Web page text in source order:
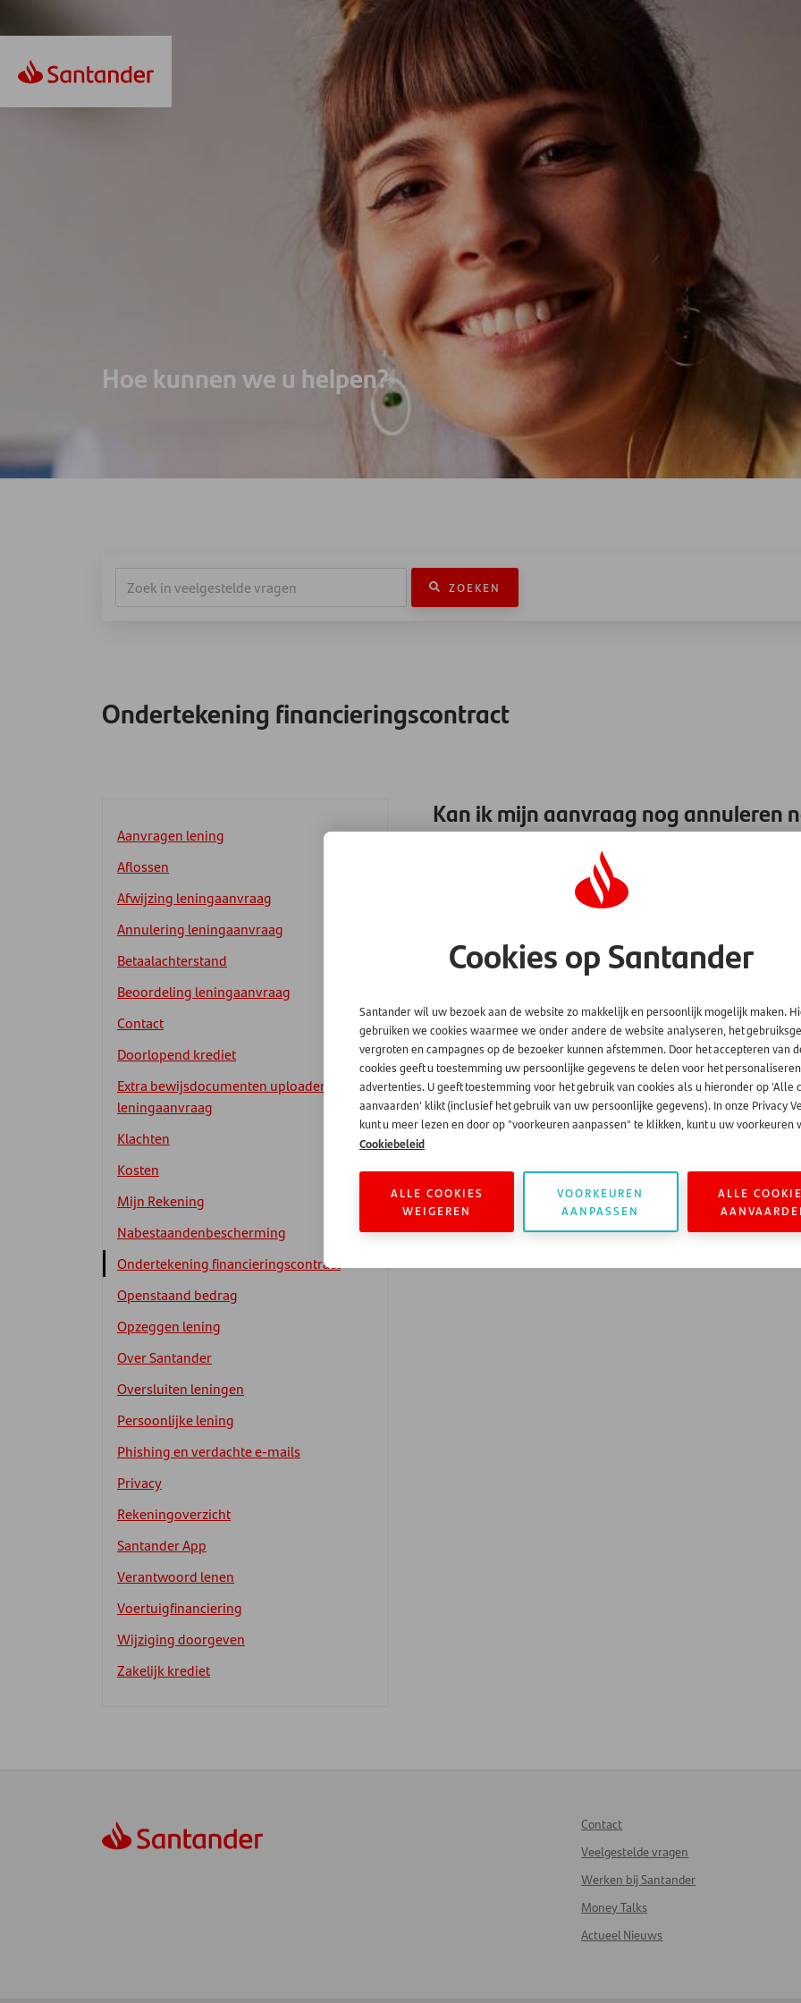
Hoe kunnen we u helpen?
ZOEKEN
Ondertekening financieringscontract
Aanvragen lening
Aflossen
Afwijzing leningaanvraag
Annulering leningaanvraag
Betaalachterstand
Beoordeling leningaanvraag
Contact
Doorlopend krediet
Extra bewijsdocumenten uploaden
leningaanvraag
Klachten
Kosten
Mijn Rekening
Nabestaandenbescherming
Ondertekening financieringscontract
Openstaand bedrag
Opzeggen lening
Over Santander
Oversluiten leningen
Persoonlijke lening
Phishing en verdachte e-mails
Privacy
Rekeningoverzicht
Santander App
Verantwoord lenen
Voertuigfinanciering
Wijziging doorgeven
Zakelijk krediet
Kan ik mijn aanvraag nog annuleren
financieringscontract heb
Ja, u kunt de kredietovereenkomst nog annuleren nadat u
dagen na ondertekening laat weten. U maakt dan gebruik
dan van ons bericht hoe verder te handelen. Houd er in dat
andere manier betaalt aan de dealer.
Heeft u vragen, neem dan gerust contact met ons op. U vindt
Contact
Veelgestelde vragen
Werken bij Santander
Money Talks
Actueel Nieuws
Cookies op Santander
Santander wil uw bezoek aan de website zo makkelijk en persoonlijk mogelijk maken.
gebruiken we cookies waarmee we onder andere de website analyseren, het
vergroten en campagnes op de bezoeker kunnen afstemmen. Door het accepteren van
cookies geeft u toestemming uw persoonlijke gegevens te delen voor het
advertenties. U geeft toestemming voor het gebruik van cookies als u hieronder op 'Alle
aanvaarden' klikt (inclusief het gebruik van uw persoonlijke gegevens). In onze Privacy
kunt u meer lezen en door op "voorkeuren aanpassen" te klikken, kunt u uw voorkeuren
Cookiebeleid
ALLE COOKIES
WEIGEREN
VOORKEUREN
AANPASSEN
ALLE